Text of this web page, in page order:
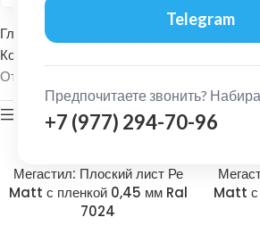
Telegram
Предпочитаете звонить?
+7 (977) 294-70-96
Главная
Кровельные материалы
Композитная черепица и комплектующие
Отображение 1–24 из 125
Показать боковую панель
Мегастил: Плоский лист Ре
Matt с пленкой 0,45 мм Ral
7024
Matt с